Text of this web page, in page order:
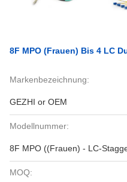
8F MPO (Frauen) Bis 4 LC
Markenbezeichnung:
GEZHI or OEM
Modellnummer:
8F MPO ((Frauen) - LC-
MOQ: